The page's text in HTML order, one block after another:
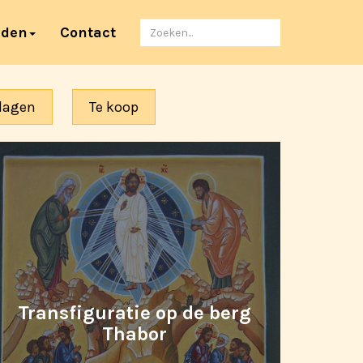
Contact
Zoeken
naar
Te koop
Transfiguratie op de berg
Thabor